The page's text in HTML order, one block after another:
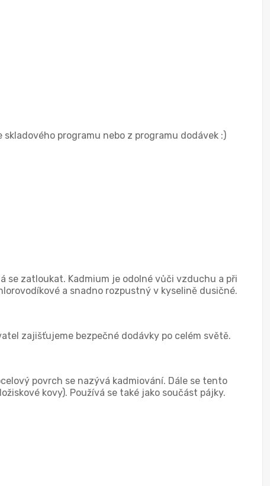
programu nebo z programu dodávek :)
se zatloukat. Kadmium je odolné vůči vzduchu a při
a snadno rozpustný v kyselině dusičné.
zajišťujeme bezpečné dodávky po celém světě.
povrch se nazývá kadmiování. Dále se tento
kovy). Používá se také jako součást pájky.